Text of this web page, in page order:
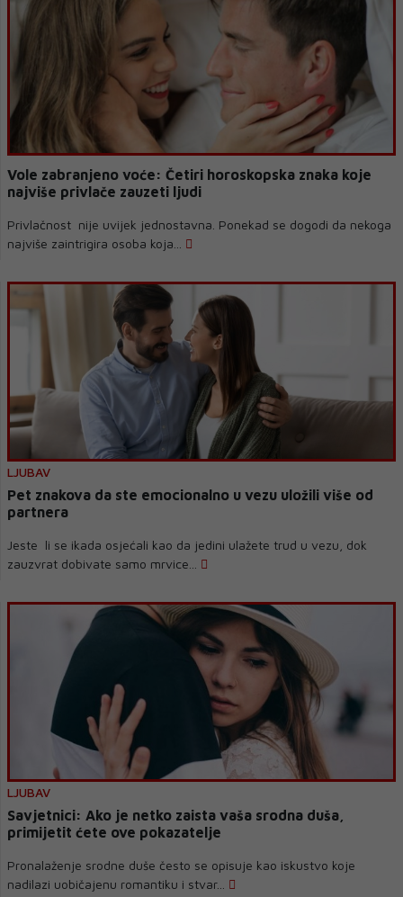
Vole zabranjeno voće: Četiri horoskopska znaka koje
najviše privlače zauzeti ljudi
Privlačnost nije uvijek jednostavna. Ponekad se dogodi da nekoga
najviše zaintrigira osoba koja...
LJUBAV
Pet znakova da ste emocionalno u vezu uložili više od
partnera
Jeste li se ikada osjećali kao da jedini ulažete trud u vezu, dok
zauzvrat dobivate samo mrvice...
LJUBAV
Savjetnici: Ako je netko zaista vaša srodna duša,
primijetit ćete ove pokazatelje
Pronalaženje srodne duše često se opisuje kao iskustvo koje
nadilazi uobičajenu romantiku i stvar...